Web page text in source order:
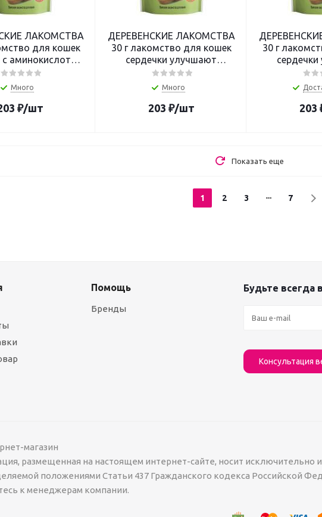
ЛАКОМСТВА
для кошек
с аминокислотой
для иммунитета
Много
₽/шт
ДЕРЕВЕНСКИЕ ЛАКОМСТВА
30 г лакомство для кошек
сердечки улучшают
пищеварение и выводят
шерсть
Много
203 ₽/шт
30 г
203
Показать еще
1 2 3 7
Помощь
Бренды
Будьте всегда
Консультация
магазин
размещенная на настоящем интернет-сайте, носит исключительно
положениями Статьи 437 Гражданского кодекса Российской
к менеджерам компании.